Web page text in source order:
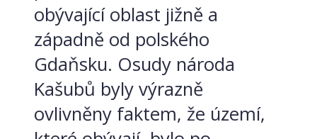
obývající oblast jižně a
západně od polského
Gdaňsku. Osudy národa
Kašubů byly výrazně
ovlivněny faktem, že území,